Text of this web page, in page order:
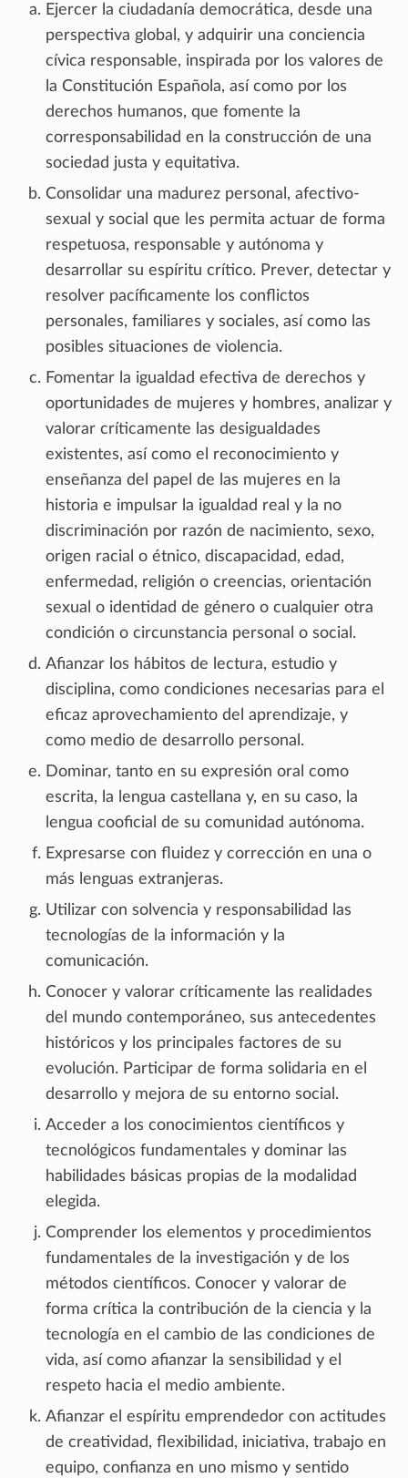
Ejercer la ciudadanía democrática, desde una
perspectiva global, y adquirir una conciencia
cívica responsable, inspirada por los valores de
la Constitución Española, así como por los
derechos humanos, que fomente la
corresponsabilidad en la construcción de una
sociedad justa y equitativa.
Consolidar una madurez personal, afectivo-
sexual y social que les permita actuar de forma
respetuosa, responsable y autónoma y
desarrollar su espíritu crítico. Prever, detectar y
resolver pacíficamente los conflictos
personales, familiares y sociales, así como las
posibles situaciones de violencia.
Fomentar la igualdad efectiva de derechos y
oportunidades de mujeres y hombres, analizar y
valorar críticamente las desigualdades
existentes, así como el reconocimiento y
enseñanza del papel de las mujeres en la
historia e impulsar la igualdad real y la no
discriminación por razón de nacimiento, sexo,
origen racial o étnico, discapacidad, edad,
enfermedad, religión o creencias, orientación
sexual o identidad de género o cualquier otra
condición o circunstancia personal o social.
Afianzar los hábitos de lectura, estudio y
disciplina, como condiciones necesarias para el
eficaz aprovechamiento del aprendizaje, y
como medio de desarrollo personal.
Dominar, tanto en su expresión oral como
escrita, la lengua castellana y, en su caso, la
lengua cooficial de su comunidad autónoma.
Expresarse con fluidez y corrección en una o
más lenguas extranjeras.
Utilizar con solvencia y responsabilidad las
tecnologías de la información y la
comunicación.
Conocer y valorar críticamente las realidades
del mundo contemporáneo, sus antecedentes
históricos y los principales factores de su
evolución. Participar de forma solidaria en el
desarrollo y mejora de su entorno social.
Acceder a los conocimientos científicos y
tecnológicos fundamentales y dominar las
habilidades básicas propias de la modalidad
elegida.
Comprender los elementos y procedimientos
fundamentales de la investigación y de los
métodos científicos. Conocer y valorar de
forma crítica la contribución de la ciencia y la
tecnología en el cambio de las condiciones de
vida, así como afianzar la sensibilidad y el
respeto hacia el medio ambiente.
Afianzar el espíritu emprendedor con actitudes
de creatividad, flexibilidad, iniciativa, trabajo en
equipo, confianza en uno mismo y sentido